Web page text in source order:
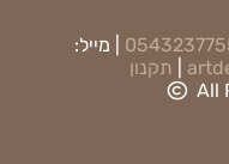
| מייל:
תקנון
All